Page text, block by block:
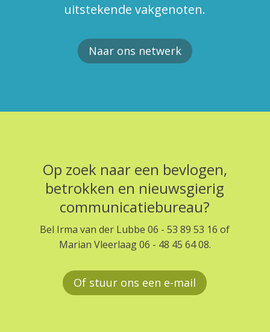
uitstekende vakgenoten.
Naar ons netwerk
Op zoek naar een bevlogen,
betrokken en nieuwsgierig
communicatiebureau?
Bel Irma van der Lubbe 06 - 53 89 53 16 of
Marian Vleerlaag 06 - 48 45 64 08.
Of stuur ons een e-mail